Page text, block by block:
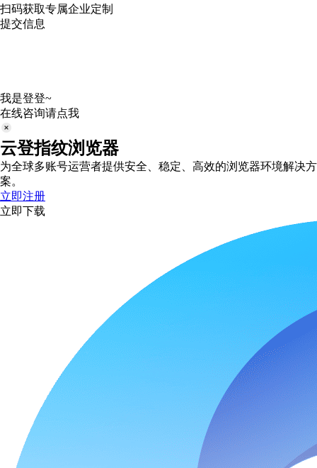
扫码获取专属企业定制
提交信息
我是登登~
在线咨询请点我
云登指纹浏览器
为全球多账号运营者提供安全、稳定、高效的浏览器环境解决方
案。
立即注册
立即下载